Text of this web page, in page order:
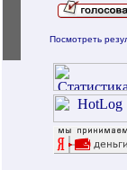
Посмотреть